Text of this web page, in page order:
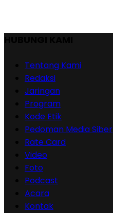
Tentang Kami
Redaksi
Jaringan
Program
Kode Etik
Pedoman Media Siber
Rate Card
Video
Foto
Podcast
Acara
Kontak